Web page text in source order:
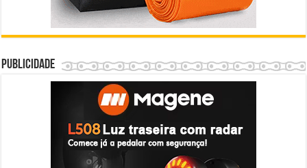
Publicidade